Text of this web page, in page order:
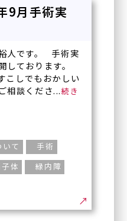
月手術実
人です。 手術実
しております。
こしでもおかしい
相談くださ...
て
手術
体
緑内障